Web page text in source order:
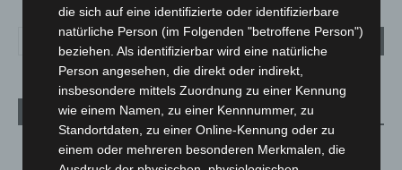
Aktuelle Beiträge
Kunst trifft Weingenuss: Barbara-Susann Mehring zeigt ihre
Werke im Jacques’ Wein-Depot Isernhagen
die sich auf eine identifizierte oder identifizierbare
natürliche Person (im Folgenden "betroffene Person")
beziehen. Als identifizierbar wird eine natürliche
Person angesehen, die direkt oder indirekt,
insbesondere mittels Zuordnung zu einer Kennung
wie einem Namen, zu einer Kennnummer, zu
Standortdaten, zu einer Online-Kennung oder zu
einem oder mehreren besonderen Merkmalen, die